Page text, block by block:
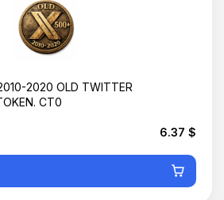
2020 OLD TWITTER
CT0
6.37 $